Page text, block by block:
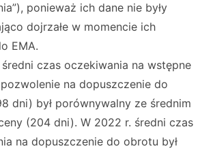
ponieważ ich dane nie były
dojrzałe w momencie ich
EMA.
czas oczekiwania na wstępne
na dopuszczenie do
dni) był porównywalny ze średnim
(204 dni). W 2022 r. średni czas
na dopuszczenie do obrotu był